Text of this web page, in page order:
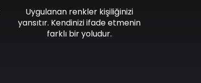
Uygulanan renkler kişiliğinizi
yansıtır. Kendinizi ifade etmenin
farklı bir yoludur.